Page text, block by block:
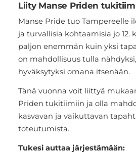
Liity Manse Priden
Manse Pride tuo Tampereelle
ja turvallisia kohtaamisia jo 12.
paljon enemmän kuin yksi
on mahdollisuus tulla
hyväksytyksi omana itsenään.
Tänä vuonna voit liittyä
Priden tukitiimiin ja olla
kasvavan ja vaikuttavan
toteutumista.
Tukesi auttaa järjestämään: